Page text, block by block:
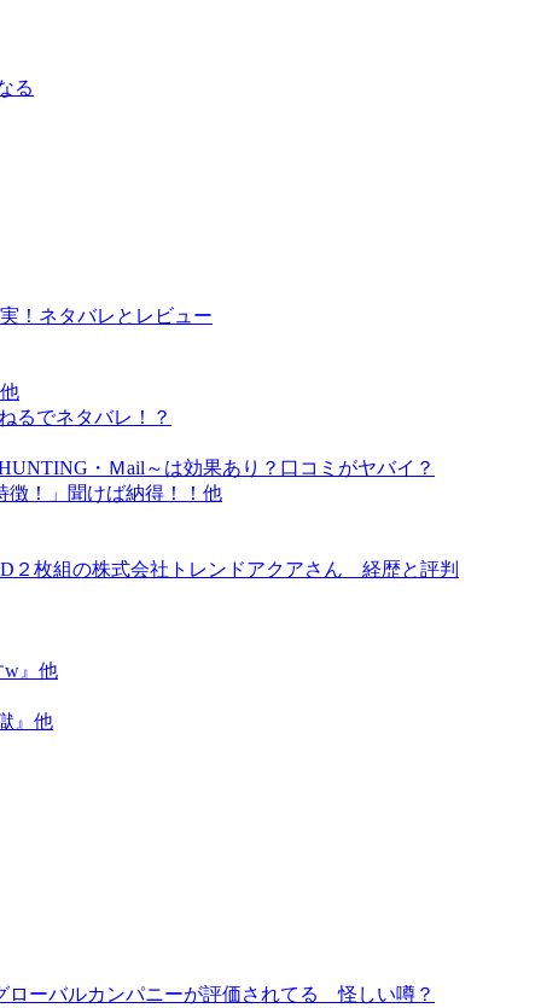
る
！ネタバレとレビュー
るでネタバレ！？
・Ｍail～は効果あり？口コミがヤバイ？
徴！」聞けば納得！！他
枚組の株式会社トレンドアクアさん 経歴と評判
w』他
』他
ローバルカンパニーが評価されてる 怪しい噂？